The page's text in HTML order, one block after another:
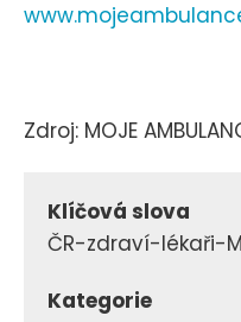
Zdroj: MOJE
Klíčová slova
ČR-zdraví-lékaři-
Kategorie